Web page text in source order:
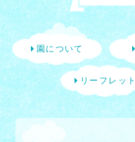
園について
リーフレット